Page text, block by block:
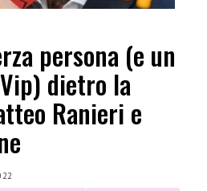
persona (e un
dietro la
Ranieri e